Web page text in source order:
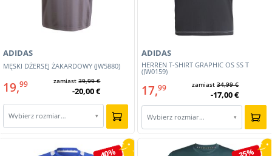
MĘSKI DŻERSEJ ŻAKARDOWY (JW5880)
ADIDAS
19,99 zamiast39,99 €
-20,00 €
Wybierz rozmiar… ▾
HERREN T-SHIRT GRAPHIC OS SS T
(JW0159)
ADIDAS
17,99 zamiast34,99 €
-17,00 €
Wybierz rozmiar… ▾